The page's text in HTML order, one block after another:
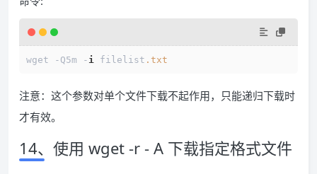
wget -Q5m - i filelist .txt
注意：这个参数对单个文件下载不起作用，只能递归下载时
才有效。
14、使用 wget -r - A 下载指定格式文件